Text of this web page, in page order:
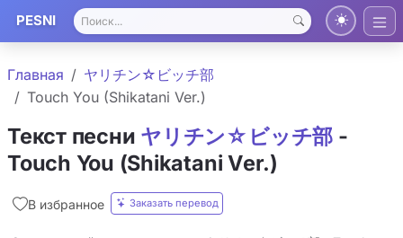
PESNI
Главная
ヤリチン☆ビッチ部
Touch You (Shikatani Ver.)
Текст песни ヤリチン☆ビッチ部 -
Touch You (Shikatani Ver.)
В избранное Заказать перевод